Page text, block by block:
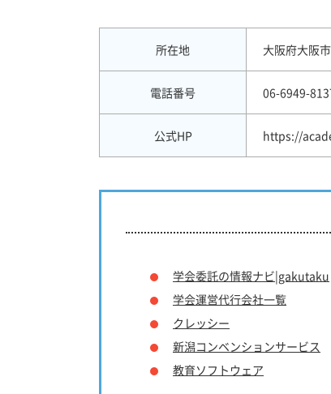
所在地 大阪府大阪
電話番号 06-6949-
公式HP https://
学会委託の情報ナビ|gakutaku
学会運営代行会社一覧
クレッシー
新潟コンベンションサービス
教育ソフトウェア